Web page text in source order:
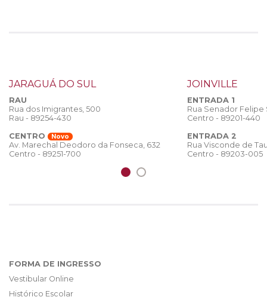
JARAGUÁ DO SUL
RAU
Rua dos Imigrantes, 500
Rau - 89254-430
CENTRO
Novo
Av. Marechal Deodoro da Fonseca, 632
Centro - 89251-700
JOINVILLE
ENTRADA 1
Rua Senador
Centro - 89201-440
ENTRADA 2
Rua Visconde de
Centro - 89203-005
FORMA DE INGRESSO
Vestibular Online
Histórico Escolar